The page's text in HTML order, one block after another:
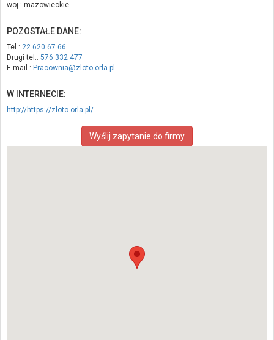
woj.: mazowieckie
POZOSTAŁE DANE:
Tel.: 22 620 67 66
Drugi tel.: 576 332 477
E-mail : Pracownia@zloto-orla.pl
W INTERNECIE:
http://https://zloto-orla.pl/
Wyślij zapytanie do firmy